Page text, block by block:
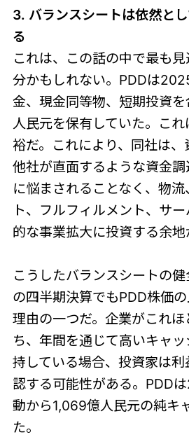
3. バランスシートは依然と
る
これは、この話の中で最も
分かもしれない。PDDは
金、現金同等物、短期投資
人民元を保有していた。こ
裕だ。これにより、同社は
他社が直面するような資金
に悩まされることなく、物
ト、フルフィルメント、サ
的な事業拡大に投資する余地
こうしたバランスシートの
の四半期決算でもPDD株価
理由の一つだ。企業がこれ
ち、年間を通じて高いキャ
持している場合、投資家は
認する可能性がある。PDD
動から1,069億人民元の純キ
た。